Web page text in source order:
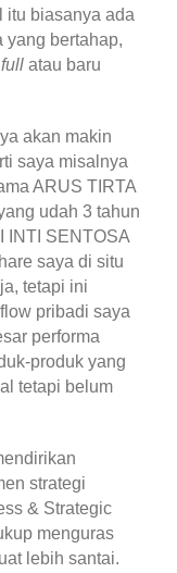
itu biasanya ada
yang bertahap,
full atau baru
akan makin
saya misalnya
ARUS TIRTA
udah 3 tahun
INTI SENTOSA
saya di situ
tetapi ini
pribadi saya
performa
produk yang
tetapi belum
strategi
& Strategic
menguras
lebih santai.